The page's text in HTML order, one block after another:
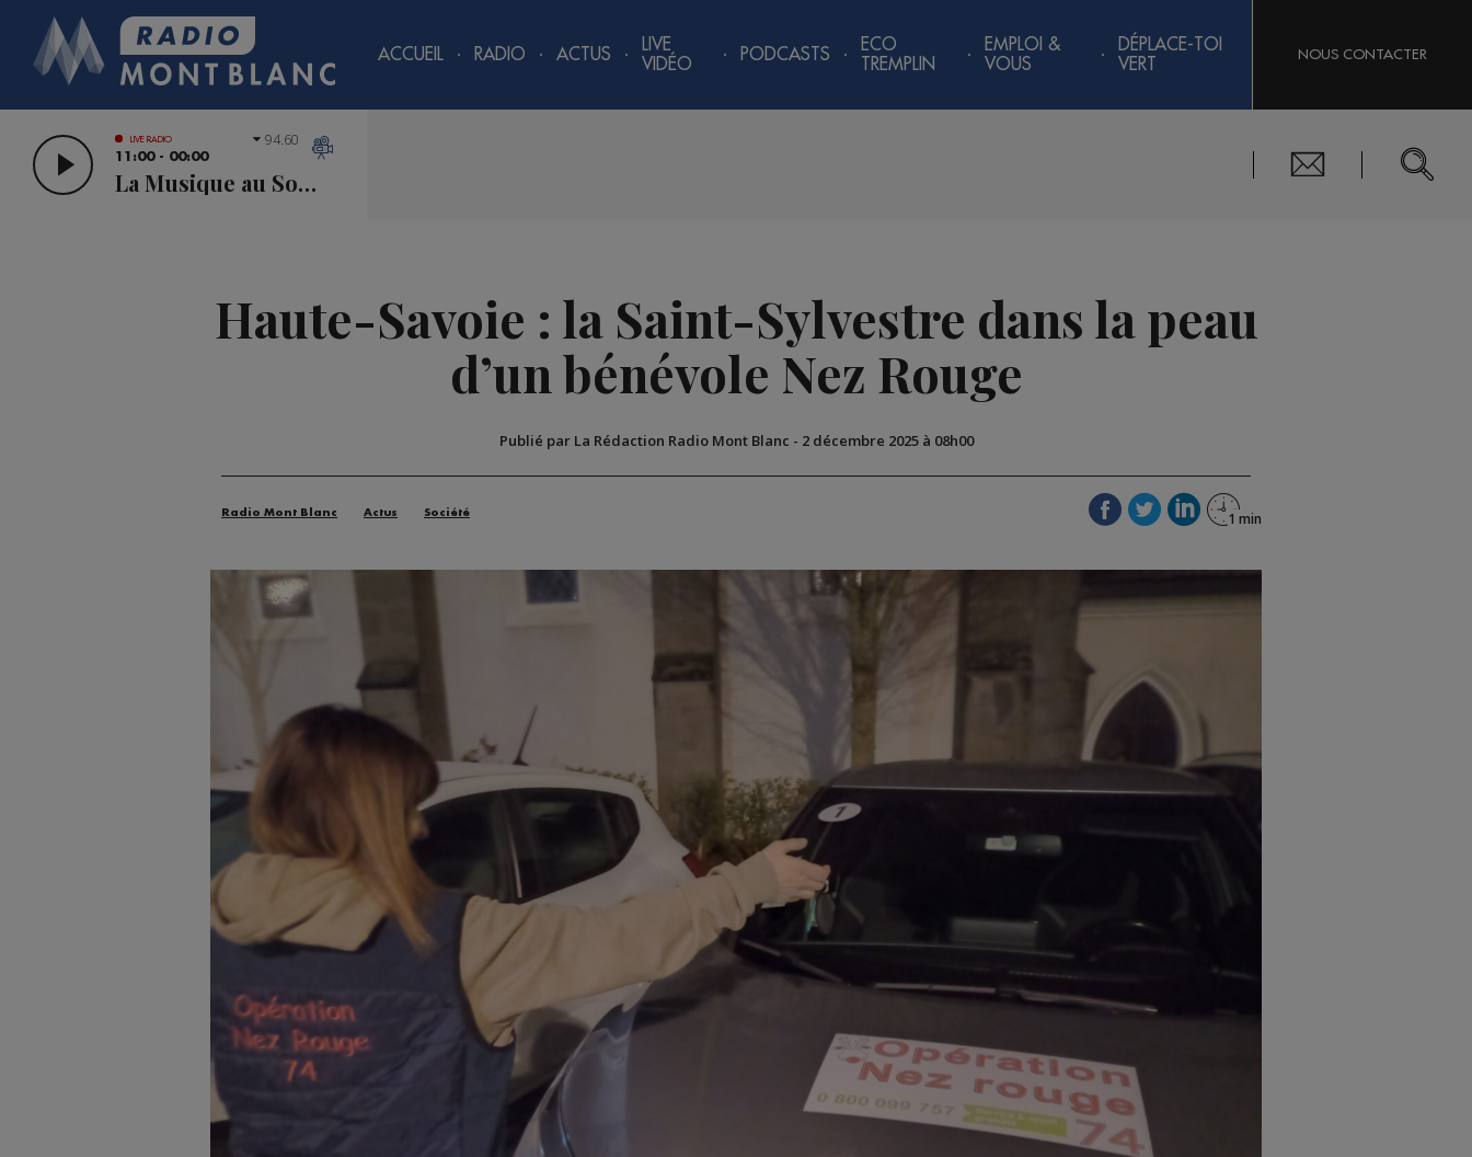
ACCUEIL RADIO ACTUS
LIVE
VIDÉO
PODCASTS
ECO
TREMPLIN
EMPLOI &
VOUS
DÉPLACE-TOI
VERT
NOUS CONTACTER
LIVE RADIO
11:00 - 00:00
La Musique au Sommet
94.60
Haute-Savoie : la Saint-Sylvestre dans la peau
d’un bénévole Nez Rouge
Publié par La Rédaction Radio Mont Blanc - 2 décembre 2025 à 08h00
Radio Mont Blanc Actus Société